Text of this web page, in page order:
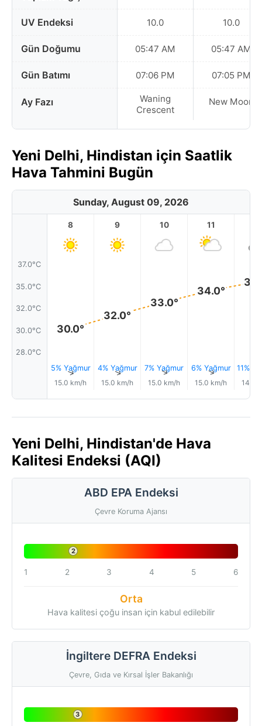
UV Endeksi
Gün Doğumu
Gün Batımı
Ay Fazı
10.0
05:47 AM
07:06 PM
Waning
Crescent
10.0
05:47 AM
07:05 PM
New Moon
Yeni Delhi, Hindistan için Saatlik
Hava Tahmini Bugün
Sunday, August 09, 2026
37.0°C
35.0°C
32.0°C
30.0°C
28.0°C
8
30.0°
5% Yağmur
↑
15.0 km/h
9
32.0°
4% Yağmur
↑
15.0 km/h
10
33.0°
7% Yağmur
↑
15.0 km/h
11
34.0°
6% Yağmur
↑
15.0 km/h
11%
14.0
Yeni Delhi, Hindistan'de Hava
Kalitesi Endeksi (AQI)
ABD EPA Endeksi
Çevre Koruma Ajansı
2
1 2 3 4 5 6
Orta
Hava kalitesi çoğu insan için kabul edilebilir
İngiltere DEFRA Endeksi
Çevre, Gıda ve Kırsal İşler Bakanlığı
3